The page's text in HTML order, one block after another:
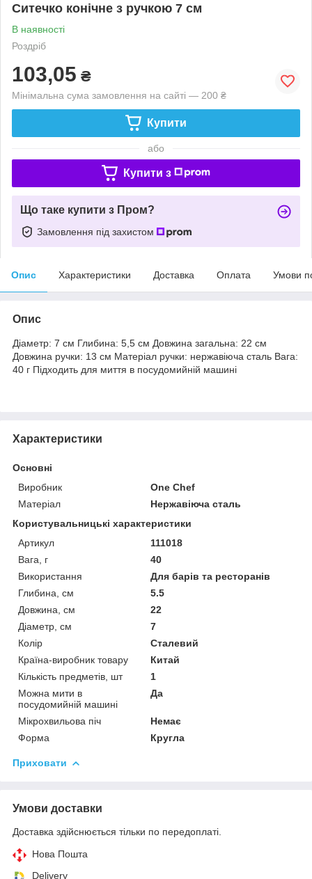
Ситечко конічне з ручкою 7 см
В наявності
Роздріб
103,05 ₴
Мінімальна сума замовлення на сайті — 200 ₴
Купити
або
Купити з
Що таке купити з Пром?
Замовлення під захистом
Опис Характеристики Доставка Оплата Умови
Опис
Діаметр: 7 см Глибина: 5,5 см Довжина загальна: 22 см
Довжина ручки: 13 см Матеріал ручки: нержавіюча сталь Вага:
40 г Підходить для миття в посудомийній машині
Характеристики
Основні
Виробник
One Chef
Матеріал
Нержавіюча сталь
Користувальницькі характеристики
Артикул
111018
Вага, г
40
Використання
Для барів та ресторанів
Глибина, см
5.5
Довжина, см
22
Діаметр, см
7
Колір
Сталевий
Країна-виробник товару
Китай
Кількість предметів, шт
1
Можна мити в
посудомийній машині
Да
Мікрохвильова піч
Немає
Форма
Кругла
Приховати
Умови доставки
Доставка здійснюється тільки по передоплаті.
Нова Пошта
Delivery